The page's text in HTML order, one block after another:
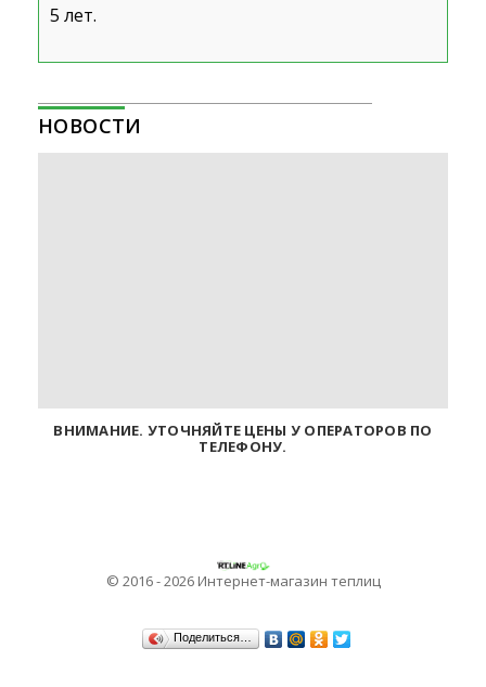
НОВОСТИ
ВНИМАНИЕ. УТОЧНЯЙТЕ ЦЕНЫ У ОПЕРАТОРОВ ПО
ТЕЛЕФОНУ.
5 лет.
© 2016 - 2026 Интернет-магазин теплиц
Поделиться…